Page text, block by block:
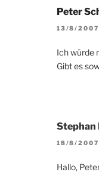
Peter
13/8/2007
Ich würde
Gibt es
Stephan
18/8/2007
Hallo,